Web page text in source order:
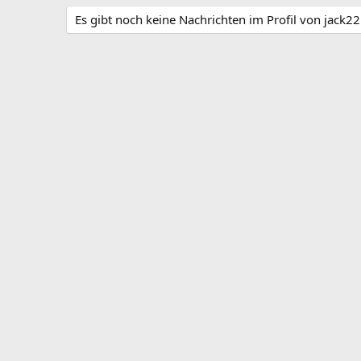
Es gibt noch keine Nachrichten im Profil von